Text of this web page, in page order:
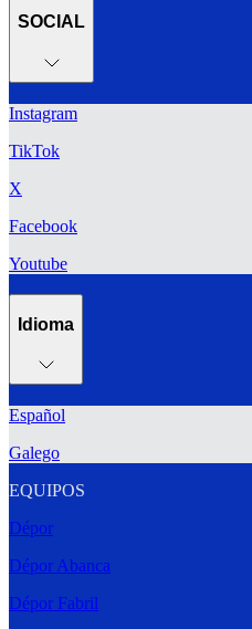
SOCIAL
Instagram
TikTok
X
Facebook
Youtube
Idioma
Español
Galego
EQUIPOS
Dépor
Dépor Abanca
Dépor Fabril